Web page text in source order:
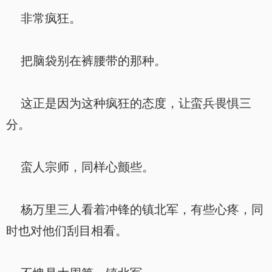
非常疯狂。
把脑袋别在裤腰带的那种。
这正是因为这种疯狂的态度，让蛮兵畏惧三
分。
蛮人宗师，同样心颤些。
杨万里三人看着冲锋的镇北军，有些心疼，同
时也对他们刮目相看。